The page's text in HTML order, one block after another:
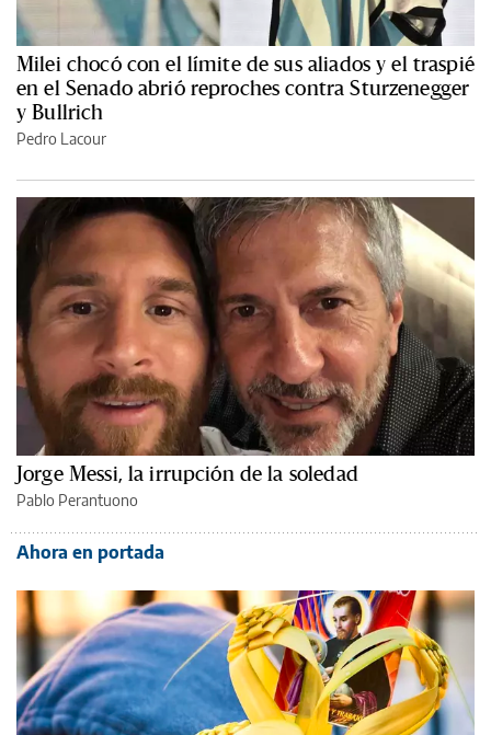
Milei chocó con el límite de sus aliados y el traspié
en el Senado abrió reproches contra Sturzenegger
y Bullrich
Pedro Lacour
Jorge Messi, la irrupción de la soledad
Pablo Perantuono
Ahora en portada